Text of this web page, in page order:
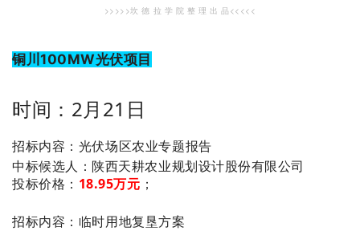
>>>>>坎 德 拉 学 院 整 理 出 品<<<<<
铜川100MW光伏项目
时间：2月21日
招标内容：光伏场区农业专题报告
中标候选人 ：陕西天耕农业规划设计股份有限公司
投标价格： 18.95万元 ；
招标内容：临时用地复垦方案